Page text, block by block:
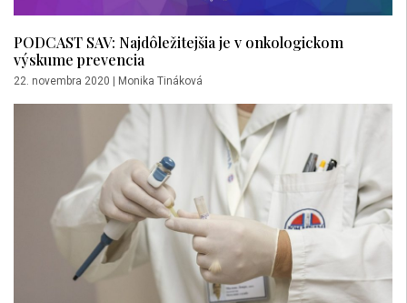
PODCAST SAV: Najdôležitejšia je v onkologickom
výskume prevencia
22. novembra 2020 Monika Tináková